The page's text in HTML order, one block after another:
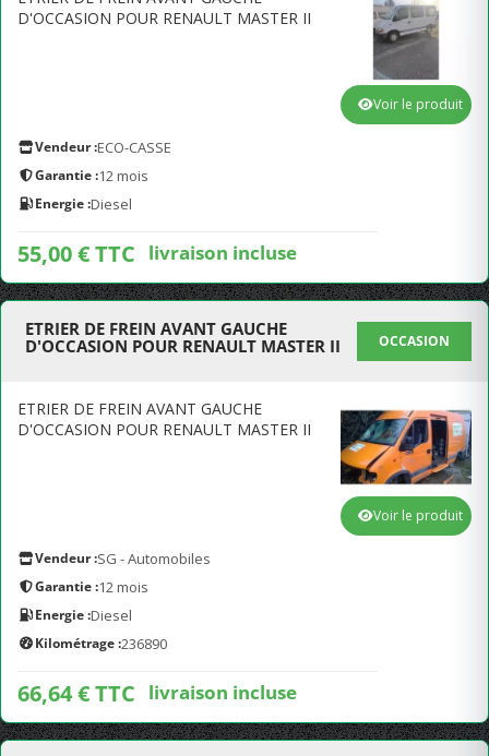
D'OCCASION POUR RENAULT MASTER II
Vendeur :ECO-CASSE
Garantie :12 mois
Energie :Diesel
55,00 € TTC livraison incluse
Voir le produit
ETRIER DE FREIN AVANT GAUCHE
D'OCCASION POUR RENAULT MASTER II
OCCASION
ETRIER DE FREIN AVANT GAUCHE
D'OCCASION POUR RENAULT MASTER II
Vendeur :SG - Automobiles
Garantie :12 mois
Energie :Diesel
Kilométrage :236890
66,64 € TTC livraison incluse
Voir le produit